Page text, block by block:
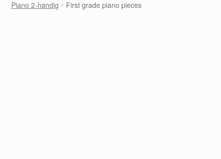
Winkel
Piano 2-handig
First grade piano pieces